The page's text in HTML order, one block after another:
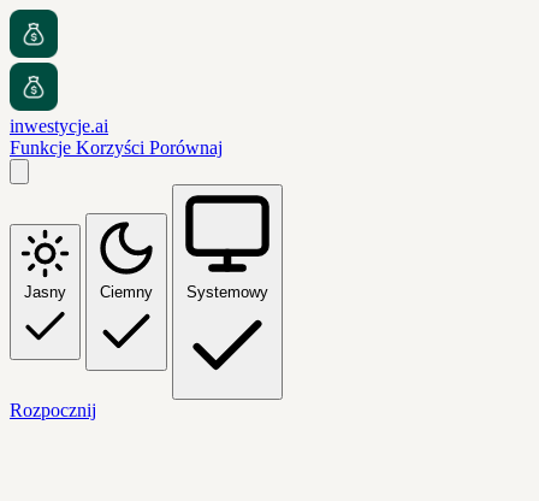
inwestycje.ai
Funkcje Korzyści Porównaj
Jasny Ciemny Systemowy
Rozpocznij